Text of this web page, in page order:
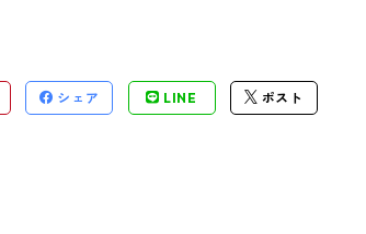
シェア LINE ポスト